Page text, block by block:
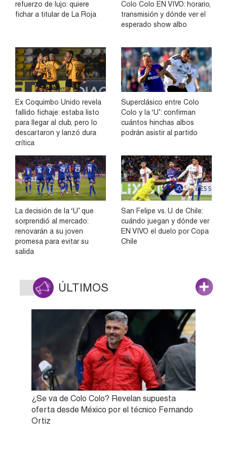
refuerzo de lujo: quiere
fichar a titular de La Roja
Colo Colo EN VIVO: horario,
transmisión y dónde ver el
esperado show albo
Ex Coquimbo Unido revela
fallido fichaje: estaba listo
para llegar al club, pero lo
descartaron y lanzó dura
crítica
Superclásico entre Colo
Colo y la ‘U’: confirman
cuántos hinchas albos
podrán asistir al partido
La decisión de la ‘U’ que
sorprendió al mercado:
renovarán a su joven
promesa para evitar su
salida
San Felipe vs. U. de Chile:
cuándo juegan y dónde ver
EN VIVO el duelo por Copa
Chile
ÚLTIMOS
¿Se va de Colo Colo? Revelan supuesta
oferta desde México por el técnico Fernando
Ortiz